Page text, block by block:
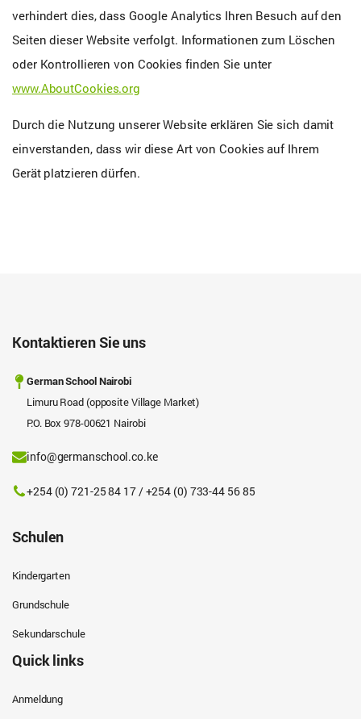
verhindert dies, dass Google Analytics Ihren Besuch auf den
Seiten dieser Website verfolgt. Informationen zum Löschen
oder Kontrollieren von Cookies finden Sie unter
www.AboutCookies.org
Durch die Nutzung unserer Website erklären Sie sich damit
einverstanden, dass wir diese Art von Cookies auf Ihrem
Gerät platzieren dürfen.
Kontaktieren Sie uns
German School Nairobi
Limuru Road (opposite Village Market)
P.O. Box 978-00621 Nairobi
info@germanschool.co.ke
+254 (0) 721-25 84 17 / +254 (0) 733-44 56 85
Schulen
Kindergarten
Grundschule
Sekundarschule
Quick links
Anmeldung